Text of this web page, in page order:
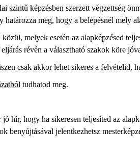
szintű képzésben szerzett végzettség
meg, hogy a belépésnél mely
melyek esetén az alapképzésed
révén a választható szakok köre
csak akkor lehet sikeres a felvételid,
tudhatod meg.
hír, hogy ha sikeresen teljesíted az
benyújtásával jelentkezhetsz